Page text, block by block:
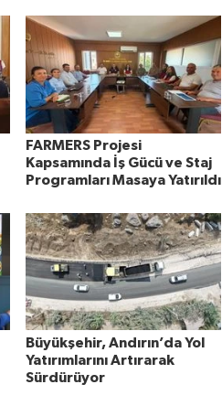
FARMERS Projesi
Kapsamında İş Gücü ve Staj
Programları Masaya Yatırıldı
Büyükşehir, Andırın’da Yol
Yatırımlarını Artırarak
Sürdürüyor